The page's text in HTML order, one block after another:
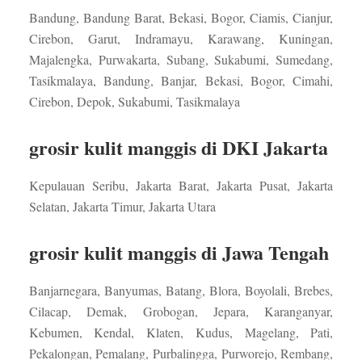
Bandung, Bandung Barat, Bekasi, Bogor, Ciamis, Cianjur,
Cirebon, Garut, Indramayu, Karawang, Kuningan,
Majalengka, Purwakarta, Subang, Sukabumi, Sumedang,
Tasikmalaya, Bandung, Banjar, Bekasi, Bogor, Cimahi,
Cirebon, Depok, Sukabumi, Tasikmalaya
grosir kulit manggis di DKI Jakarta
Kepulauan Seribu, Jakarta Barat, Jakarta Pusat, Jakarta
Selatan, Jakarta Timur, Jakarta Utara
grosir kulit manggis di Jawa Tengah
Banjarnegara, Banyumas, Batang, Blora, Boyolali, Brebes,
Cilacap, Demak, Grobogan, Jepara, Karanganyar,
Kebumen, Kendal, Klaten, Kudus, Magelang, Pati,
Pekalongan, Pemalang, Purbalingga, Purworejo, Rembang,